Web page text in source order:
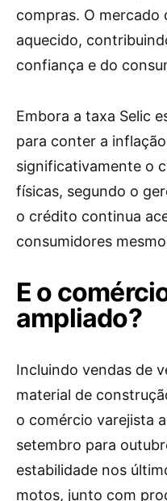
compras. O mercado
aquecido,
confiança e do
Embora a taxa Selic
para conter a
significativamente o
físicas, segundo o
o crédito continua
consumidores
E o
ampliado?
Incluindo vendas de
material de
o comércio varejista
setembro para
estabilidade nos
motos, junto com